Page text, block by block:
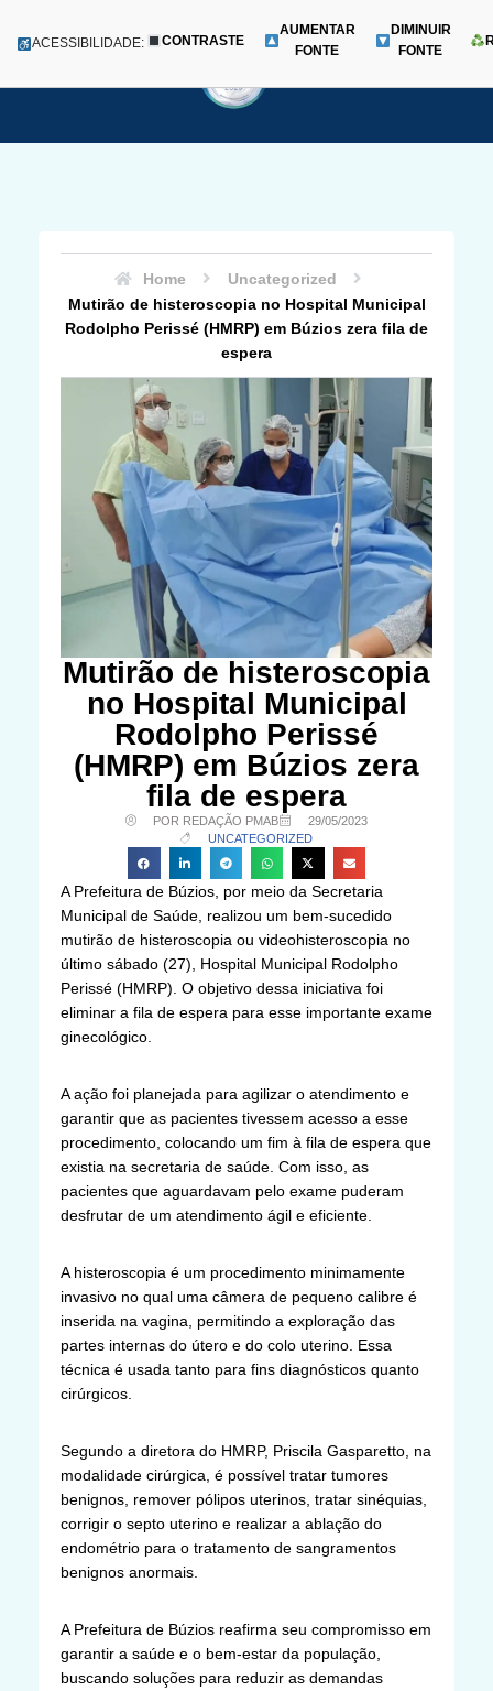
para
Menu
ACESSIBILIDADE: CONTRASTE
AUMENTAR
FONTE
DIMINUIR
FONTE
Home
Uncategorized
Mutirão de histeroscopia no Hospital Municipal
Rodolpho Perissé (HMRP) em Búzios zera fila de
espera
Mutirão de histeroscopia
no Hospital Municipal
Rodolpho Perissé
(HMRP) em Búzios zera
fila de espera
POR REDAÇÃO PMAB
29/05/2023
UNCATEGORIZED
A Prefeitura de Búzios, por meio da Secretaria
Municipal de Saúde, realizou um bem-sucedido
mutirão de histeroscopia ou videohisteroscopia no
último sábado (27), Hospital Municipal Rodolpho
Perissé (HMRP). O objetivo dessa iniciativa foi
eliminar a fila de espera para esse importante exame
ginecológico.
A ação foi planejada para agilizar o atendimento e
garantir que as pacientes tivessem acesso a esse
procedimento, colocando um fim à fila de espera que
existia na secretaria de saúde. Com isso, as
pacientes que aguardavam pelo exame puderam
desfrutar de um atendimento ágil e eficiente.
A histeroscopia é um procedimento minimamente
invasivo no qual uma câmera de pequeno calibre é
inserida na vagina, permitindo a exploração das
partes internas do útero e do colo uterino. Essa
técnica é usada tanto para fins diagnósticos quanto
cirúrgicos.
Segundo a diretora do HMRP, Priscila Gasparetto, na
modalidade cirúrgica, é possível tratar tumores
benignos, remover pólipos uterinos, tratar sinéquias,
corrigir o septo uterino e realizar a ablação do
endométrio para o tratamento de sangramentos
benignos anormais.
A Prefeitura de Búzios reafirma seu compromisso em
garantir a saúde e o bem-estar da população,
buscando soluções para reduzir as demandas